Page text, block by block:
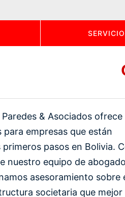
& Asociados ofrece
para empresas que están
primeros pasos en Bolivia.
nuestro equipo de
asesoramiento sobre
societaria que mejor